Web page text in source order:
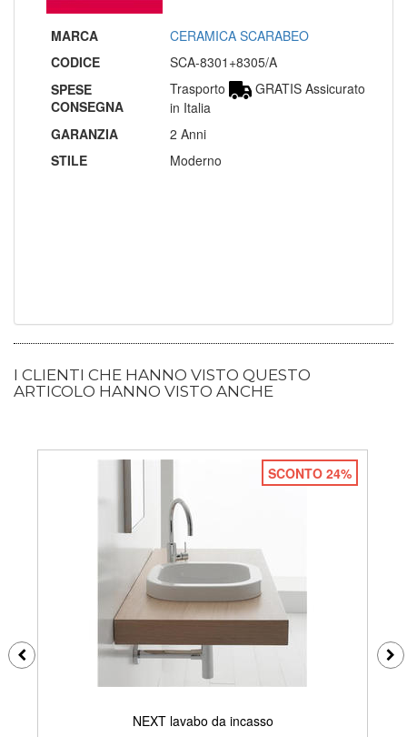
MARCA
CERAMICA SCARABEO
CODICE
SCA-8301+8305/A
SPESE
CONSEGNA
Trasporto
GRATIS Assicurato
in Italia
GARANZIA
2 Anni
STILE
Moderno
I CLIENTI CHE HANNO VISTO QUESTO
ARTICOLO HANNO VISTO ANCHE
SCONTO 24%
NEXT lavabo da incasso